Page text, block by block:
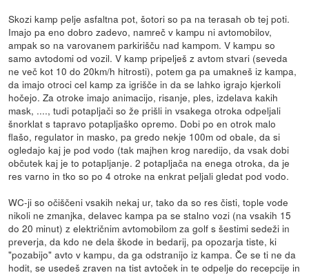
Skozi kamp pelje asfaltna pot, šotori so pa na terasah ob tej poti.
Imajo pa eno dobro zadevo, namreč v kampu ni avtomobilov,
ampak so na varovanem parkirišču nad kampom. V kampu so
samo avtodomi od vozil. V kamp pripelješ z avtom stvari (seveda
ne več kot 10 do 20km/h hitrosti), potem ga pa umakneš iz kampa,
da imajo otroci cel kamp za igrišče in da se lahko igrajo kjerkoli
hočejo. Za otroke imajo animacijo, risanje, ples, izdelava kakih
mask, ...., tudi potapljači so že prišli in vsakega otroka odpeljali
šnorklat s tapravo potapljaško opremo. Dobi po en otrok malo
flašo, regulator in masko, pa gredo nekje 100m od obale, da si
ogledajo kaj je pod vodo (tak majhen krog naredijo, da vsak dobi
občutek kaj je to potapljanje. 2 potapljača na enega otroka, da je
res varno in tko so po 4 otroke na enkrat peljali gledat pod vodo.
WC-ji so očiščeni vsakih nekaj ur, tako da so res čisti, tople vode
nikoli ne zmanjka, delavec kampa pa se stalno vozi (na vsakih 15
do 20 minut) z električnim avtomobilom za golf s šestimi sedeži in
preverja, da kdo ne dela škode in bedarij, pa opozarja tiste, ki
"pozabijo" avto v kampu, da ga odstranijo iz kampa. Če se ti ne da
hodit, se usedeš zraven na tist avtoček in te odpelje do recepcije in